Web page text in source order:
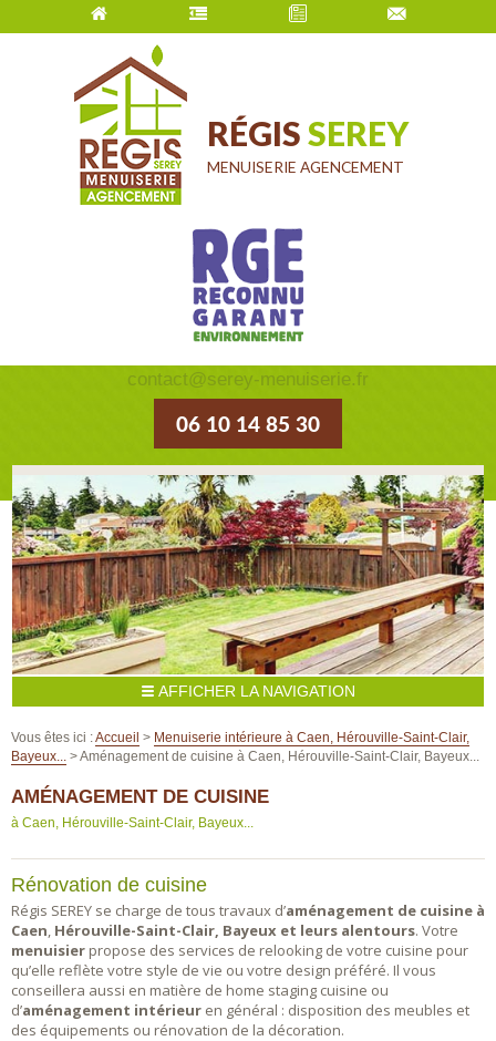
Votre artisan
RÉGISSEREY
MENUISERIE AGENCEMENT
contact@serey-menuiserie.fr
06 10 14 85 30
Cuisine
Parquet
Escalier
Stores
Menuiserie extérieure
Fenêtres
Portes / Portails
Isolation
Aménagement extérieur
Terrasse
Vous êtes ici :Accueil > Menuiserie intérieure à Caen, Hérouville-Saint-Clair,
Bayeux...
>Aménagement de cuisine à Caen, Hérouville-Saint-Clair, Bayeux...
AMÉNAGEMENT DE CUISINE
à Caen, Hérouville-Saint-Clair, Bayeux...
Rénovation de cuisine
Régis SEREY se charge de tous travaux d’aménagement de cuisine à
Caen Hérouville-Saint-Clair, Bayeux et leurs alentours. Votre
menuisier propose des services de relooking de votre cuisine pour
qu’elle reflète votre style de vie ou votre design préféré. Il vous
conseillera aussi en matière de home staging cuisine ou
d’aménagement intérieur en général : disposition des meubles et
des équipements ou rénovation de la décoration.